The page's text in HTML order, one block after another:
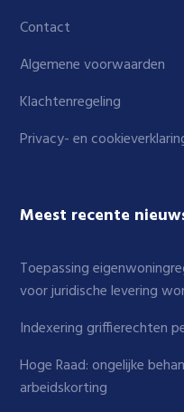
Contact
Algemene voorwaarden
Klachtenregeling
Privacy- en
Meest recente
Toepassing
voor juridische levering
Indexering griffierechten
Hoge Raad: ongelijke
arbeidskorting